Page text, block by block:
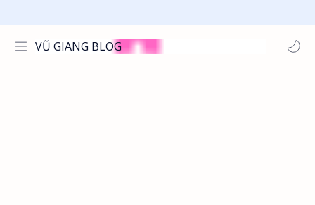
VŨ GIANG BLOG